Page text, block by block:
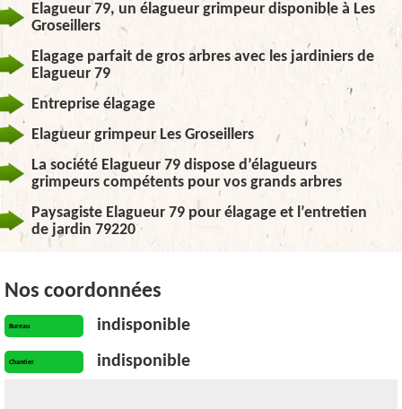
Elagueur 79, un élagueur grimpeur disponible à Les
Groseillers
Elagage parfait de gros arbres avec les jardiniers de
Elagueur 79
Entreprise élagage
Elagueur grimpeur Les Groseillers
La société Elagueur 79 dispose d’élagueurs
grimpeurs compétents pour vos grands arbres
Paysagiste Elagueur 79 pour élagage et l’entretien
de jardin 79220
Nos coordonnées
Bureau indisponible
Chantier indisponible